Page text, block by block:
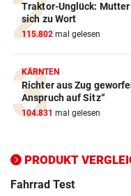
Traktor-Unglück:
sich zu Wort
115.802 mal gelesen
KÄRNTEN
Richter aus Zug
Anspruch auf Sitz“
104.831 mal gelesen
PRODUKT
ZUM VERGLEICH
E-Bike Vergleich
ZUM VERGLEICH
Elektro-Scooter
ZUM VERGLEICH
ZUM VERGLEICH
Fahrrad Test